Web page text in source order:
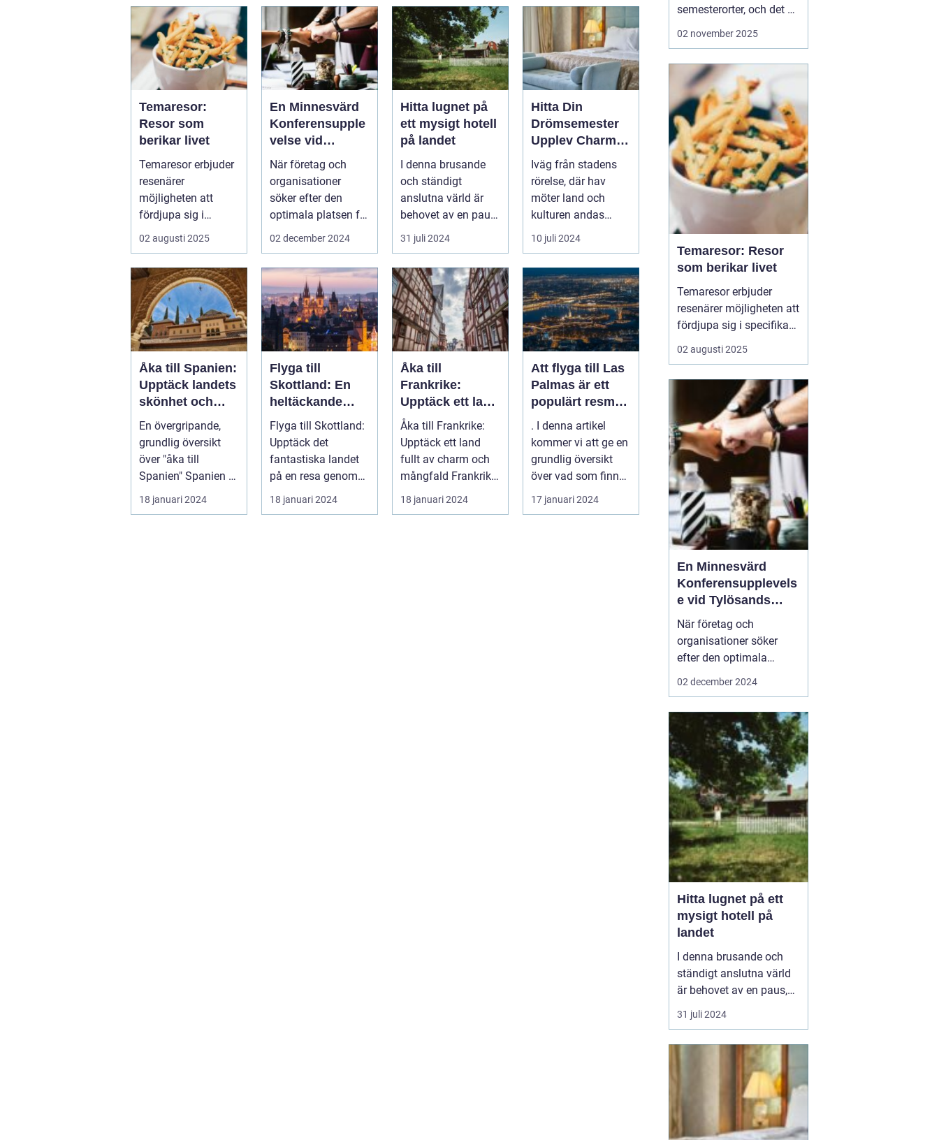
Temaresor:
Resor som
berikar livet
Temaresor erbjuder
resenärer
möjligheten att
fördjupa sig i
specifika intressen
eller...
02 augusti 2025
En Minnesvärd
Konferensupple
velse vid
Tylösands Kust
När företag och
organisationer
söker efter den
optimala platsen för
sin näs...
02 december 2024
Hitta lugnet på
ett mysigt hotell
på landet
I denna brusande
och ständigt
anslutna värld är
behovet av en paus,
en stund av frid,...
31 juli 2024
Hitta Din
Drömsemester
Upplev Charmen
med Hotell i
Halland
Iväg från stadens
rörelse, där hav
möter land och
kulturen andas
historia ...
10 juli 2024
Åka till Spanien:
Upptäck landets
skönhet och
kultur
En övergripande,
grundlig översikt
över "åka till
Spanien" Spanien är
ett av Europas mest
populära ...
18 januari 2024
Flyga till
Skottland: En
heltäckande
guide
Flyga till Skottland:
Upptäck det
fantastiska landet
på en resa genom
luften Introduktion:
Att flyg...
18 januari 2024
Åka till
Frankrike:
Upptäck ett land
fullt av charm
och mångfald
Åka till Frankrike:
Upptäck ett land
fullt av charm och
mångfald Frankrike
är ett land som
fasciner...
18 januari 2024
Att flyga till Las
Palmas är ett
populärt resmål
för många
resenärer, som
dras till de
vackra
behagliga
klimatet och den
. I denna artikel
kommer vi att ge en
grundlig översikt
över vad som finns
att upptäcka när
man flyg...
17 januari 2024
semesterorter, och det är
inte svårt att förstå
naturskönhet och
modern komfort,
erbjuder denna ö en
perfek...
02 november 2025
Temaresor: Resor
som berikar livet
Temaresor erbjuder
resenärer möjligheten att
fördjupa sig i specifika
intressen eller hobbyer,
vilket gör resan mer
berikande. Temaresor
kan innefatta allt från
kulinariska äventyr till
historiska expedi...
02 augusti 2025
En Minnesvärd
Konferensupplevels
e vid Tylösands
Kust
När företag och
organisationer söker
efter den optimala
platsen för sin nästa
faciliteternas kvalitet s...
02 december 2024
Hitta lugnet på ett
mysigt hotell på
landet
I denna brusande och
ständigt anslutna värld
är behovet av en paus,
en stund av frid, större
än någonsin, ett
31 juli 2024